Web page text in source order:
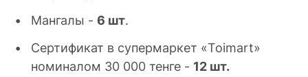
Мангалы - 6 шт.
Сертификат в супермаркет «Toimart»
номиналом 30 000 тенге - 12 шт.